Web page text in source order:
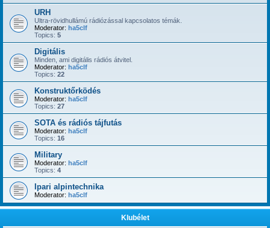
URH
Ultra-rövidhullámú rádiózással kapcsolatos témák.
Moderator: ha5clf
Topics: 5
Digitális
Minden, ami digitális rádiós átvitel.
Moderator: ha5clf
Topics: 22
Konstruktőrködés
Moderator: ha5clf
Topics: 27
SOTA és rádiós tájfutás
Moderator: ha5clf
Topics: 16
Military
Moderator: ha5clf
Topics: 4
Ipari alpintechnika
Moderator: ha5clf
Klubélet